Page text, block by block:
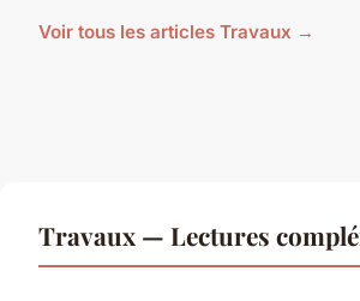
Voir tous les articles Travaux →
Travaux — Lectures